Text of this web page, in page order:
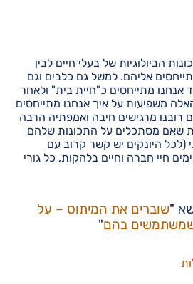
הביולוגיות של בעלי חיים לבין
אליהם. למשל גם כלבים וגם
אנחנו מתייחסים כ"חיית בית" ולאחר
משפיעות על איך אנחנו מתייחסים
רובנו מרגישים חיבה ואמפתיה הרבה
שאם מסתכלים על התכונות שלהם
(לכל היונקים יש קשר קרוב עם
חיי חברה וחיים בלהקות, כל גורי
"שוברים את המיתוס – על
שמשתמשים בהם"